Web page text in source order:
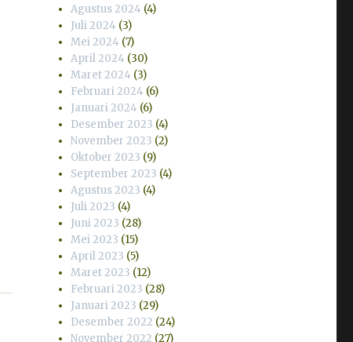
Agustus 2024 (4)
Juli 2024 (3)
Mei 2024 (7)
April 2024 (30)
Maret 2024 (3)
Februari 2024 (6)
Januari 2024 (6)
Desember 2023 (4)
November 2023 (2)
Oktober 2023 (9)
September 2023 (4)
Agustus 2023 (4)
Juli 2023 (4)
Juni 2023 (28)
Mei 2023 (15)
April 2023 (5)
Maret 2023 (12)
Februari 2023 (28)
Januari 2023 (29)
Desember 2022 (24)
November 2022 (27)